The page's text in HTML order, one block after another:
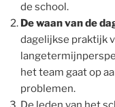
de school.
De waan van de
dagelijkse praktijk
het team gaat op
problemen.